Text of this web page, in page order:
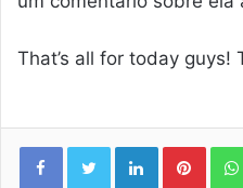
That’s all for today guys!
Linkedin